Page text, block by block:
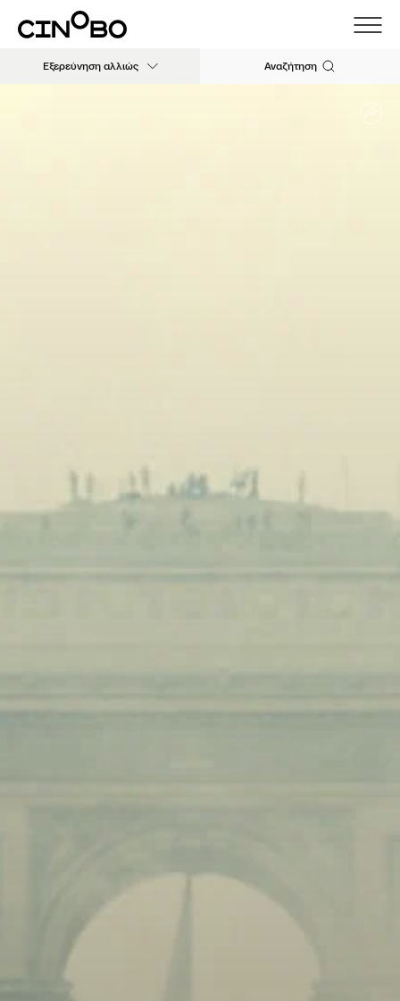
Εξερεύνηση αλλιώς Αναζήτηση